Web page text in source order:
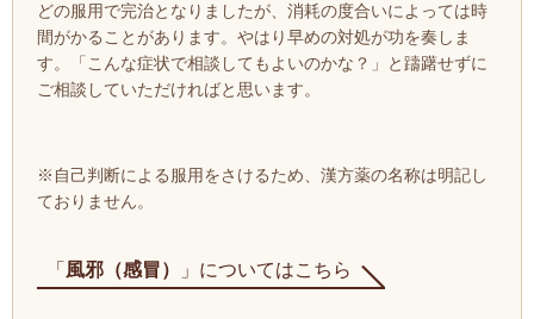
どの服用で完治となりましたが、消耗の度合いによっては時
間がかることがあります。やはり早めの対処が功を奏しま
す。「こんな症状で相談してもよいのかな？」と躊躇せずに
ご相談していただければと思います。
※自己判断による服用をさけるため、漢方薬の名称は明記し
ておりません。
「風邪（感冒） 」についてはこちら